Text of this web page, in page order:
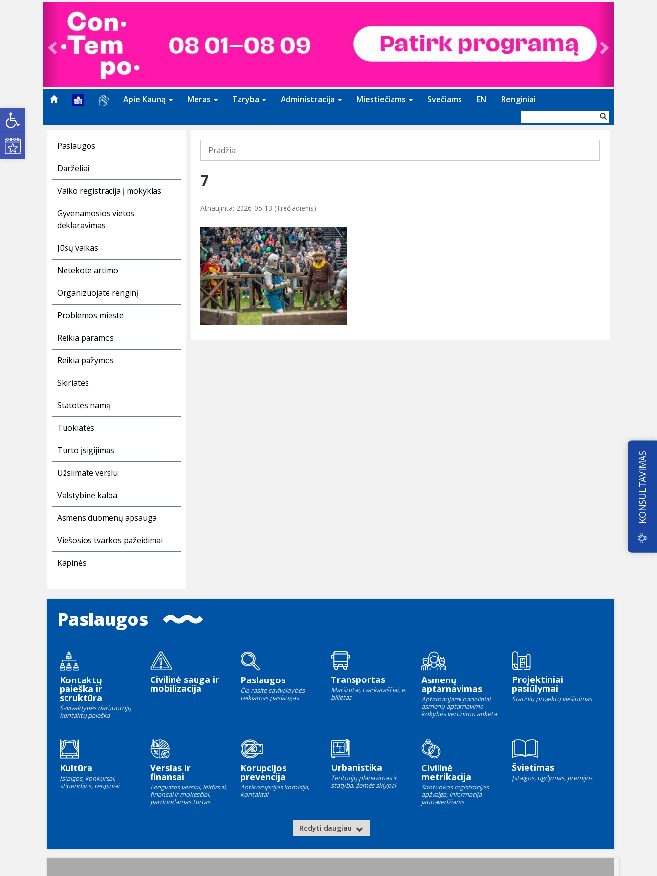
Open toolbar
Kultūros renginiai
Previous
Apie Kauną Meras Taryba Administracija Miestiečiams Svečiams EN Renginiai
forma
Paslaugos
Darželiai
Vaiko registracija į mokyklas
Gyvenamosios vietos
deklaravimas
Jūsų vaikas
Netekote artimo
Organizuojate renginį
Problemos mieste
Reikia paramos
Reikia pažymos
Skiriatės
Statotės namą
Tuokiatės
Turto įsigijimas
Užsiimate verslu
Valstybinė kalba
Asmens duomenų apsauga
Viešosios tvarkos pažeidimai
Kapinės
Pradžia
7
Atnaujinta: 2026-05-13 (Trečiadienis)
Paslaugos
Kontaktų
paieška ir
struktūra
Savivaldybės darbuotojų
kontaktų paieška
Civilinė sauga ir
mobilizacija
Paslaugos
Čia rasite savivaldybės
teikiamas paslaugas
Transportas
Maršrutai, tvarkaraščiai, e.
bilietas
Asmenų
aptarnavimas
Aptarnaujami padaliniai,
asmenų aptarnavimo
kokybės vertinimo anketa
Projektiniai
pasiūlymai
Statinių projektų viešinimas
Kultūra
Įstaigos, konkursai,
stipendijos, renginiai
Verslas ir
finansai
Lengvatos verslui, leidimai,
finansai ir mokesčiai,
parduodamas turtas
Korupcijos
prevencija
Antikorupcijos komisija,
kontaktai
Urbanistika
Teritorijų planavimas ir
statyba, žemės sklypai
Civilinė
metrikacija
Santuokos registracijos
apžvalga, informacija
jaunavedžiams
Švietimas
Įstaigos, ugdymas, premijos
Rodyti daugiau
KONSULTAVIMAS